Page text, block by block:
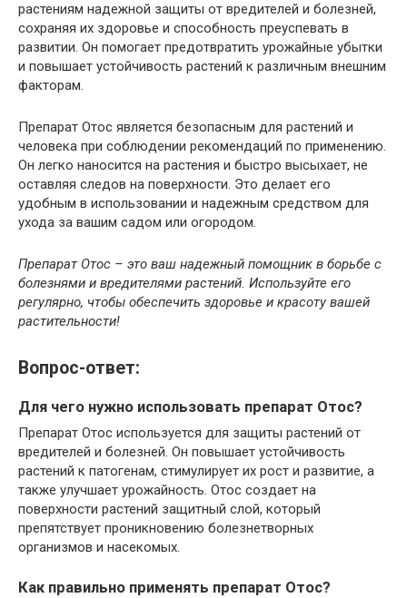
растениям надежной защиты от вредителей и болезней,
сохраняя их здоровье и способность преуспевать в
развитии. Он помогает предотвратить урожайные убытки
и повышает устойчивость растений к различным внешним
факторам.
Препарат Отос является безопасным для растений и
человека при соблюдении рекомендаций по применению.
Он легко наносится на растения и быстро высыхает, не
оставляя следов на поверхности. Это делает его
удобным в использовании и надежным средством для
ухода за вашим садом или огородом.
Препарат Отос – это ваш надежный помощник в борьбе с
болезнями и вредителями растений. Используйте его
регулярно, чтобы обеспечить здоровье и красоту вашей
растительности!
Вопрос-ответ:
Для чего нужно использовать препарат Отос?
Препарат Отос используется для защиты растений от
вредителей и болезней. Он повышает устойчивость
растений к патогенам, стимулирует их рост и развитие, а
также улучшает урожайность. Отос создает на
поверхности растений защитный слой, который
препятствует проникновению болезнетворных
организмов и насекомых.
Как правильно применять препарат Отос?